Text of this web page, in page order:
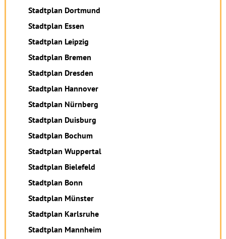
Stadtplan Dortmund
Stadtplan Essen
Stadtplan Leipzig
Stadtplan Bremen
Stadtplan Dresden
Stadtplan Hannover
Stadtplan Nürnberg
Stadtplan Duisburg
Stadtplan Bochum
Stadtplan Wuppertal
Stadtplan Bielefeld
Stadtplan Bonn
Stadtplan Münster
Stadtplan Karlsruhe
Stadtplan Mannheim